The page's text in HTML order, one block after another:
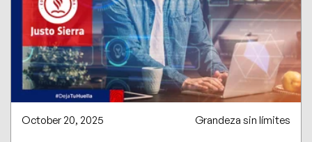
October 20, 2025 Grandeza sin límites